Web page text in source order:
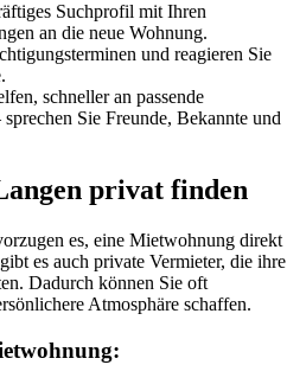
Suchprofil mit Ihren
an die neue Wohnung.
und reagieren Sie
schneller an passende
Sie Freunde, Bekannte und
privat finden
es, eine Mietwohnung direkt
es auch private Vermieter, die ihre
Dadurch können Sie oft
Atmosphäre schaffen.